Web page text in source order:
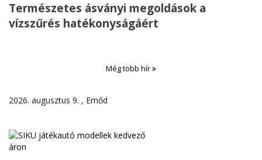
Természetes ásványi megoldások a
vízszűrés hatékonyságáért
Még több hír
2026. augusztus 9. , Emőd